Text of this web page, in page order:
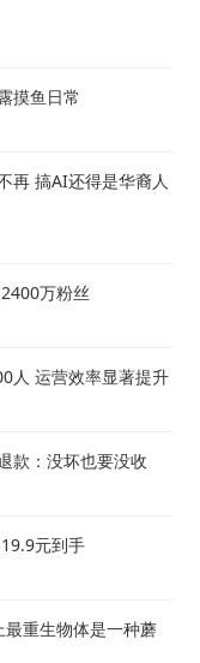
摸鱼日常
再 搞AI还得是华裔人
万粉丝
人 运营效率显著提升
款：没坏也要没收
元到手
重生物体是一种蘑